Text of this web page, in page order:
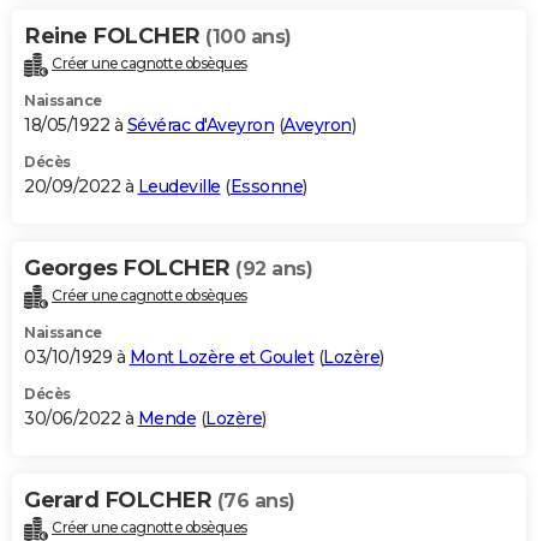
Reine FOLCHER (100 ans)
Créer une cagnotte obsèques
Naissance
18/05/1922 à Sévérac d'Aveyron (Aveyron)
Décès
20/09/2022 à Leudeville (Essonne)
Georges FOLCHER (92 ans)
Créer une cagnotte obsèques
Naissance
03/10/1929 à Mont Lozère et Goulet(Lozère)
Décès
30/06/2022 à Mende (Lozère)
Gerard FOLCHER (76 ans)
Créer une cagnotte obsèques